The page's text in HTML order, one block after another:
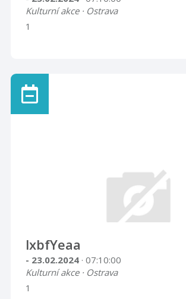
Kulturní akce · Ostrava
1
lxbfYeaa
- 23.02.2024 · 07:10:00
Kulturní akce · Ostrava
1